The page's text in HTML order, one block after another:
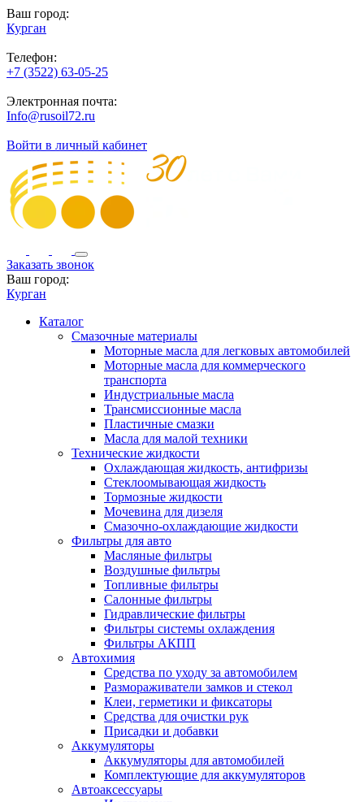
Ваш город:
Курган
Телефон:
+7 (3522) 63-05-25
Электронная почта:
Info@rusoil72.ru
Войти в личный кабинет
Заказать звонок
Ваш город:
Курган
Каталог
Смазочные материалы
Моторные масла для легковых автомобилей
Моторные масла для коммерческого
транспорта
Индустриальные масла
Трансмиссионные масла
Пластичные смазки
Масла для малой техники
Технические жидкости
Охлаждающая жидкость, антифризы
Стеклоомывающая жидкость
Тормозные жидкости
Мочевина для дизеля
Смазочно-охлаждающие жидкости
Фильтры для авто
Масляные фильтры
Воздушные фильтры
Топливные фильтры
Салонные фильтры
Гидравлические фильтры
Фильтры системы охлаждения
Фильтры АКПП
Автохимия
Средства по уходу за автомобилем
Размораживатели замков и стекол
Клеи, герметики и фиксаторы
Средства для очистки рук
Присадки и добавки
Аккумуляторы
Аккумуляторы для автомобилей
Комплектующие для аккумуляторов
Автоаксессуары